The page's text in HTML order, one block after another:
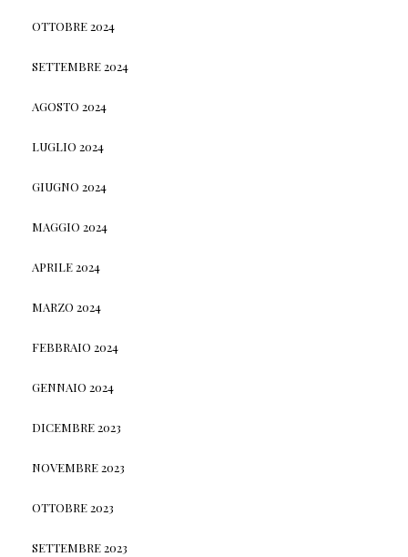
OTTOBRE 2024
SETTEMBRE 2024
AGOSTO 2024
LUGLIO 2024
GIUGNO 2024
MAGGIO 2024
APRILE 2024
MARZO 2024
FEBBRAIO 2024
GENNAIO 2024
DICEMBRE 2023
NOVEMBRE 2023
OTTOBRE 2023
SETTEMBRE 2023